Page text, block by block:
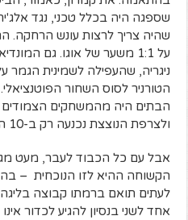
שספגה היה בכלל טכני, נגד
שהיה צריך לרצות עונש הרחקה.
על 1:1 משער של אוגו. גם
ניגריה, שהעפילה לשמינית הגמר
הטורניר לסוס השחור
הבתים היה מהמשחקים הצמודים
ולצרפת הנוצצת נכנעה רק ב-10 הדקות האחרונות של המשחק.
אבל עם כל הכבוד לעבר, מעט
הקשוחה ההיא לזו הנוכחית –
לעתים תואם ברמתו קבוצה
אחד לשני בנסיון להגיע לכדור